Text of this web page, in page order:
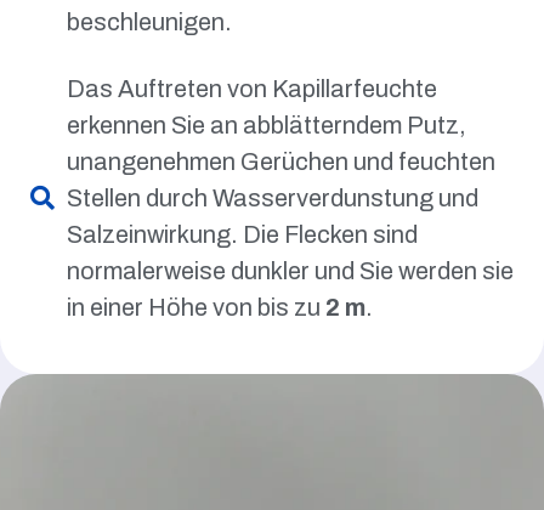
beschleunigen.
Das Auftreten von Kapillarfeuchte
erkennen Sie an abblätterndem Putz,
unangenehmen Gerüchen und feuchten
Stellen durch Wasserverdunstung und
Salzeinwirkung. Die Flecken sind
normalerweise dunkler und Sie werden sie
in einer Höhe von bis zu 2 m.